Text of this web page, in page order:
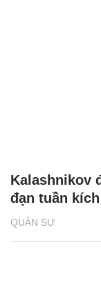
QUÂN SỰ
Kalashnikov
đạn tuần kích